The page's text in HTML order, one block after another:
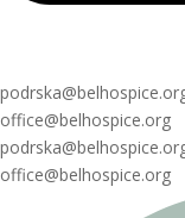
office@belhospice.org
office@belhospice.org